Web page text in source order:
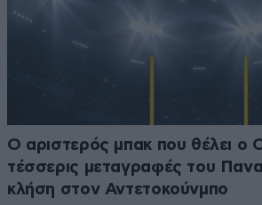
Ο αριστερός μπακ που θέλει ο
τέσσερις μεταγραφές του
κλήση στον Αντετοκούνμπο